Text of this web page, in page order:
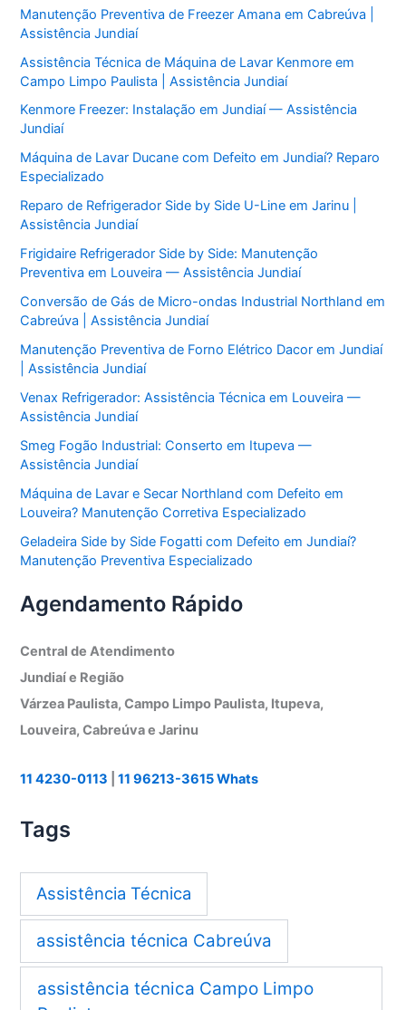
Manutenção Preventiva de Freezer Amana em Cabreúva |
Assistência Jundiaí
Assistência Técnica de Máquina de Lavar Kenmore em
Campo Limpo Paulista | Assistência Jundiaí
Kenmore Freezer: Instalação em Jundiaí — Assistência
Jundiaí
Máquina de Lavar Ducane com Defeito em Jundiaí? Reparo
Especializado
Reparo de Refrigerador Side by Side U-Line em Jarinu |
Assistência Jundiaí
Frigidaire Refrigerador Side by Side: Manutenção
Preventiva em Louveira — Assistência Jundiaí
Conversão de Gás de Micro-ondas Industrial Northland em
Cabreúva | Assistência Jundiaí
Manutenção Preventiva de Forno Elétrico Dacor em Jundiaí
| Assistência Jundiaí
Venax Refrigerador: Assistência Técnica em Louveira —
Assistência Jundiaí
Smeg Fogão Industrial: Conserto em Itupeva —
Assistência Jundiaí
Máquina de Lavar e Secar Northland com Defeito em
Louveira? Manutenção Corretiva Especializado
Geladeira Side by Side Fogatti com Defeito em Jundiaí?
Manutenção Preventiva Especializado
Agendamento Rápido
Central de Atendimento
Jundiaí e Região
Várzea Paulista, Campo Limpo Paulista, Itupeva,
Louveira, Cabreúva e Jarinu
11 4230-0113 |11 96213-3615 Whats
Tags
Assistência Técnica
assistência técnica Cabreúva
assistência técnica Campo Limpo